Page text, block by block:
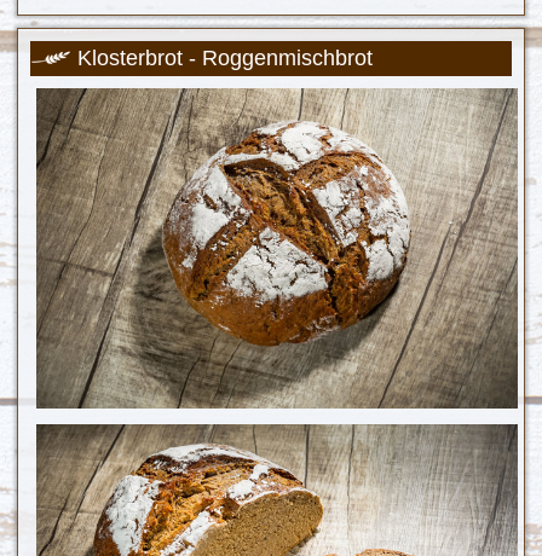
Klosterbrot - Roggenmischbrot